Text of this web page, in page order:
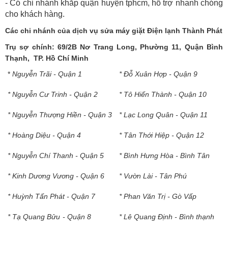
- Có chi nhánh khắp quận huyện tphcm, hỗ trợ nhanh chóng
cho khách hàng.
Các chi nhánh của dịch vụ sửa máy giặt Điện lạnh Thành Phát
Trụ sợ chính: 69/2B Nơ Trang Long, Phường 11, Quận Bình
Thạnh, TP. Hồ Chí Minh
* Nguyễn Trãi - Quận 1
* Nguyễn Cư Trinh - Quận 2
* Nguyễn Thượng Hiền - Quận 3
* Hoàng Diệu - Quận 4
* Nguyễn Chí Thanh - Quận 5
* Kinh Dương Vương - Quận 6
* Huỳnh Tấn Phát - Quận 7
* Tạ Quang Bửu - Quận 8
* Đỗ Xuân Hợp - Quận 9
* Tô Hiến Thành - Quận 10
* Lạc Long Quân - Quận 11
* Tân Thới Hiệp - Quận 12
* Bình Hưng Hòa - Bình Tân
* Vườn Lài - Tân Phú
* Phan Văn Trị - Gò Vấp
* Lê Quang Định - Bình thạnh